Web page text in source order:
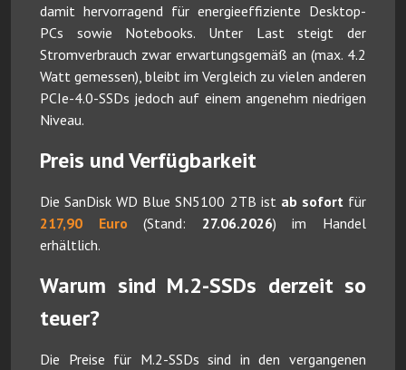
damit hervorragend für energieeffiziente Desktop-
PCs sowie Notebooks. Unter Last steigt der
Stromverbrauch zwar erwartungsgemäß an (max. 4.2
Watt gemessen), bleibt im Vergleich zu vielen anderen
PCIe-4.0-SSDs jedoch auf einem angenehm niedrigen
Niveau.
Preis und Verfügbarkeit
Die SanDisk WD Blue SN5100 2TB ist ab sofortfür
217,90 Euro (Stand: 27.06.2026) im Handel
erhältlich.
Warum sind M.2-SSDs derzeit so
teuer?
Die Preise für M.2-SSDs sind in den vergangenen